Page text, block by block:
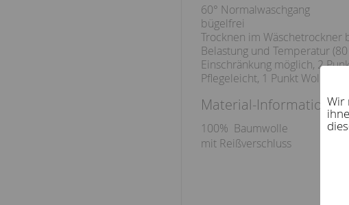
Wir
60° Normalwaschgang
bügelfrei
Trocknen im Wäschetrockner
Belastung und Temperatur (80
Einschränkung möglich, 2
Pflegeleicht, 1 Punkt Wolle/
Material-Information:
100% Baumwolle
mit Reißverschluss